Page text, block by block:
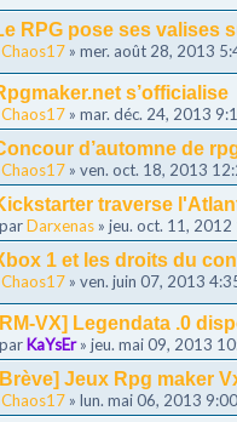
RPG pose ses valises
Chaos17 » mer. août 28, 2013
s’officialise
Chaos17 » mar. déc. 24, 2013
d’automne de
Chaos17 » ven. oct. 18, 2013
traverse
parDarxenas » jeu. oct. 11, 2012
1 et les droits du
Chaos17 » ven. juin 07, 2013
VX] Legendata .0
parKaYsEr» jeu. mai 09, 2013
Jeux Rpg maker
Chaos17 » lun. mai 06, 2013